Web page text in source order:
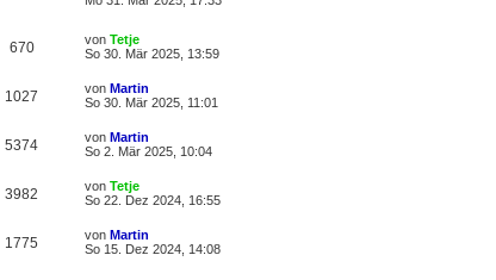
670 von Tetje
So 30. Mär 2025, 13:59
1027 von Martin
So 30. Mär 2025, 11:01
5374 von Martin
So 2. Mär 2025, 10:04
3982 von Tetje
So 22. Dez 2024, 16:55
1775 von Martin
So 15. Dez 2024, 14:08